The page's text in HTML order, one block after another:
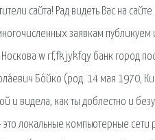
сайта! Рад видеть Вас на
заявкам
w rf,fk jykfqy банк город
Бо́йко (род. 14 мая 1970,
и видела, как ты доблестно и
локальные компьютерные